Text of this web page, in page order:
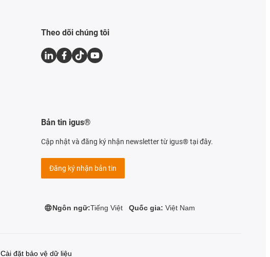
Theo dõi chúng tôi
Bản tin igus®
Cập nhật và đăng ký nhận newsletter từ igus® tại đây.
Đăng ký nhận bản tin
Ngôn ngữ:Tiếng Việt Quốc gia: Việt Nam
Cài đặt bảo vệ dữ liệu